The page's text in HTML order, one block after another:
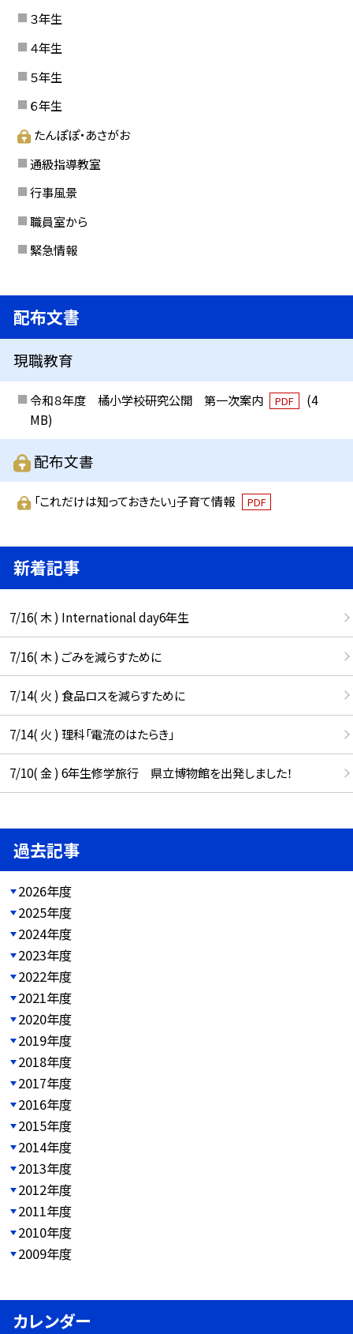
３年生
４年生
５年生
６年生
たんぽぽ・あさがお
通級指導教室
行事風景
職員室から
緊急情報
配布文書
現職教育
令和８年度 橘小学校研究公開 第一次案内 PDF
(4
MB)
配布文書
「これだけは知っておきたい」子育て情報 PDF
新着記事
7/16( 木 ) International day6年生
7/16( 木 ) ごみを減らすために
7/14( 火 ) 食品ロスを減らすために
7/14( 火 ) 理科「電流のはたらき」
7/10( 金 ) 6年生修学旅行 県立博物館を出発しました！
過去記事
2026年度
2025年度
2024年度
2023年度
2022年度
2021年度
2020年度
2019年度
2018年度
2017年度
2016年度
2015年度
2014年度
2013年度
2012年度
2011年度
2010年度
2009年度
カレンダー